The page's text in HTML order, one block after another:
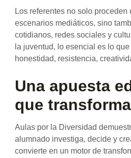
Los referentes no solo proceden
escenarios mediáticos, sino
cotidianos, redes sociales y
la juventud, lo esencial es lo
honestidad, resistencia,
Una apuesta
que transforma
Aulas por la Diversidad
alumnado investiga, decide y
convierte en un motor de